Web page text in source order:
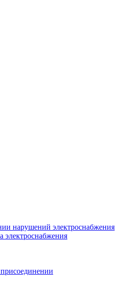
нарушений электроснабжения
электроснабжения